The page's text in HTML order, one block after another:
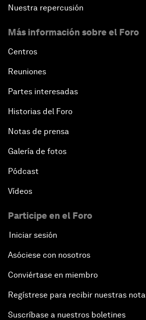
Nuestra repercusión
Más información sobre el Foro
Centros
Reuniones
Partes interesadas
Historias del Foro
Notas de prensa
Galería de fotos
Pódcast
Vídeos
Participe en el Foro
Iniciar sesión
Asóciese con nosotros
Conviértase en miembro
Regístrese para recibir nuestras
Suscríbase a nuestros boletines